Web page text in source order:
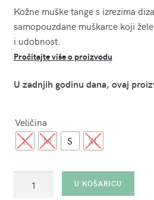
Kožne muške tange s izrezima
samopouzdane muškarce koji
i udobnost.
Pročitajte više o proizvodu
U zadnjih godinu dana, ovaj
Veličina
L
M S XL
tange
U KOŠARICU